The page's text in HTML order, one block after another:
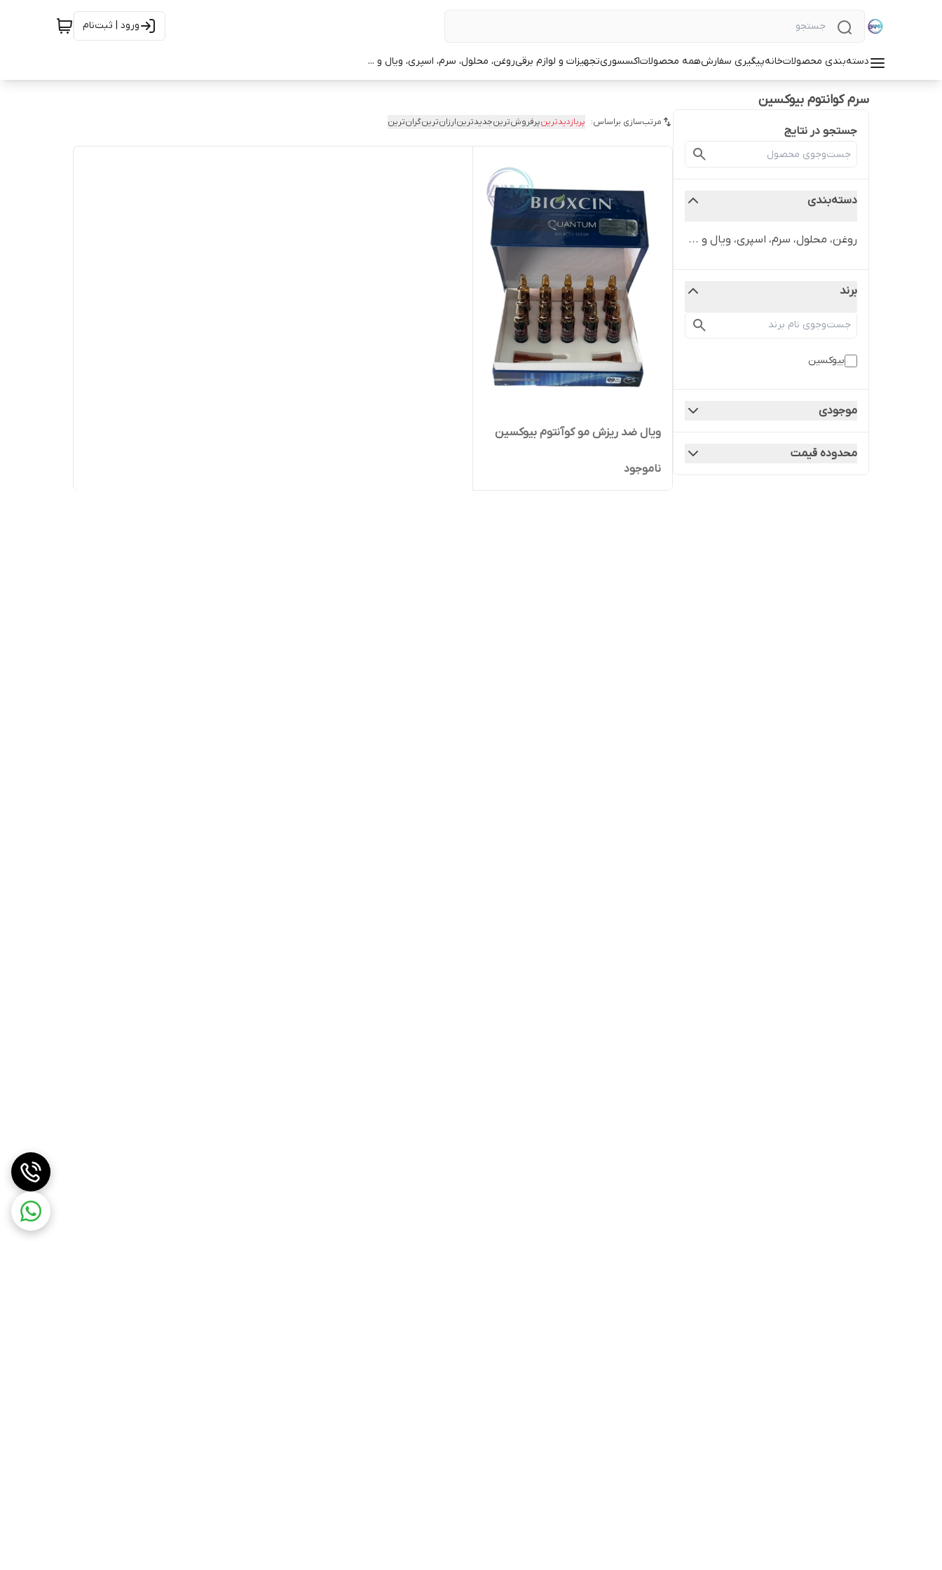
ورود | ثبت‌نام
دسته‌بندی محصولاتخانهپیگیری سفارشهمه محصولاتاکسسوریتجهیزات و لوازم برقیروغن، محلول، سرم، اسپری، ویال و ...
سرم کوانتوم بیوکسین
جستجو در نتایج
دسته‌بندی
روغن، محلول، سرم، اسپری، ویال و ...
برند
بیوکسین
موجودی
محدوده قیمت
مرتب‌سازی براساس: پربازدیدترینپرفروش‌ترینجدیدترینارزان‌ترینگران‌ترین
ویال ضد ریزش مو کوآنتوم بیوکسین
ناموجود